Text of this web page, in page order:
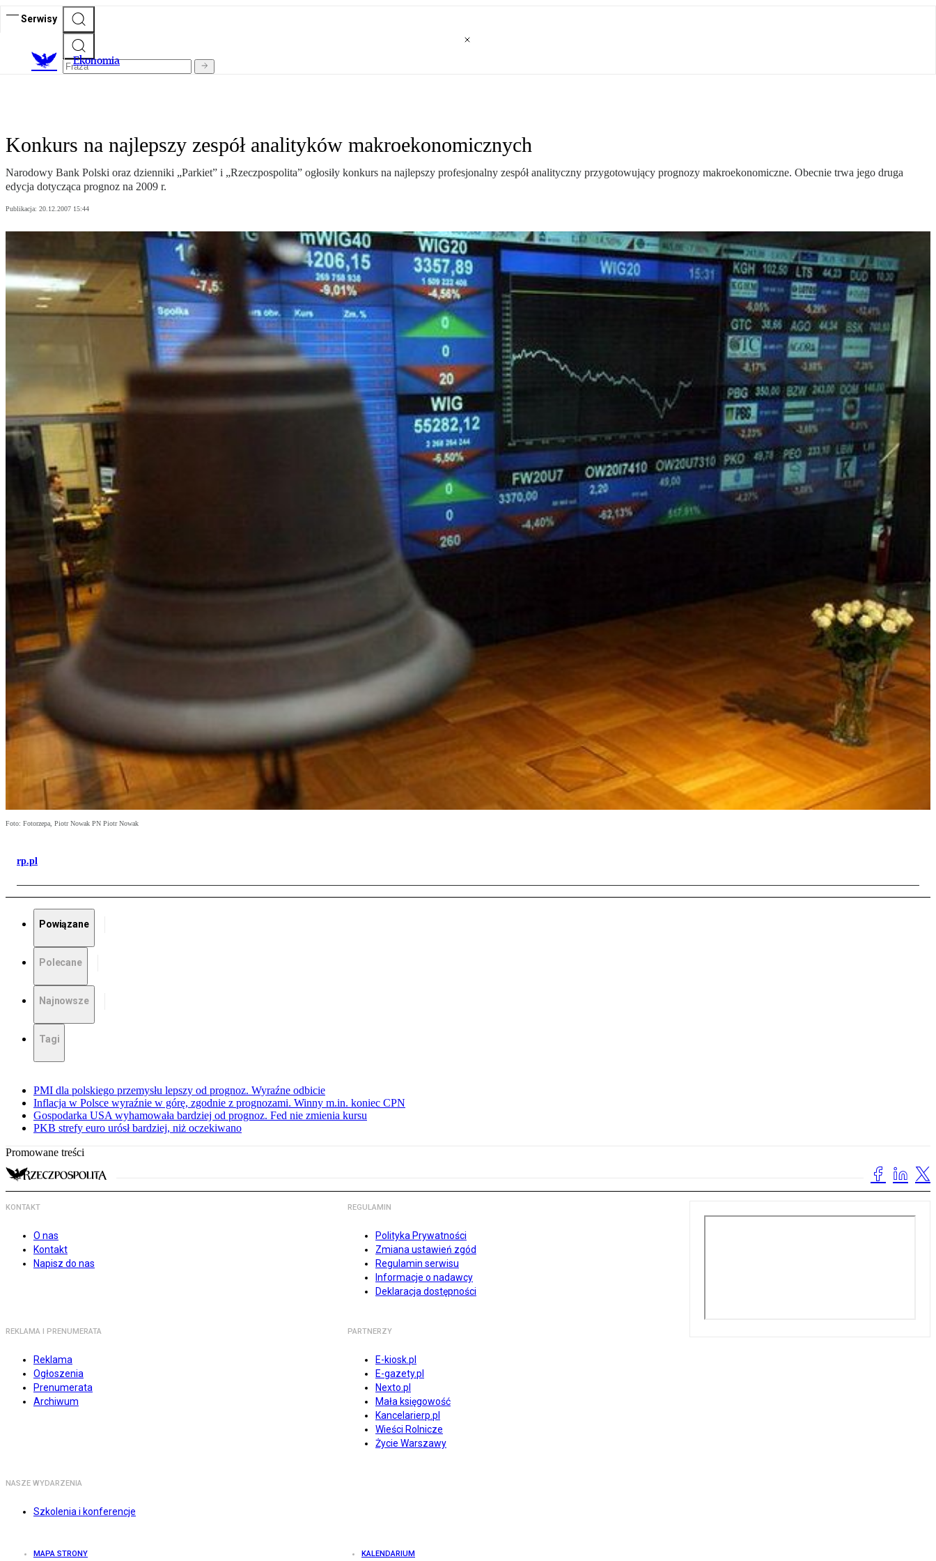
Serwisy
Ekonomia
Konkurs na najlepszy zespół analityków makroekonomicznych
Narodowy Bank Polski oraz dzienniki „Parkiet” i „Rzeczpospolita” ogłosiły konkurs na najlepszy profesjonalny zespół analityczny przygotowujący prognozy makroekonomiczne. Obecnie trwa jego druga
edycja dotycząca prognoz na 2009 r.
Publikacja: 20.12.2007 15:44
Foto: Fotorzepa, Piotr Nowak PN Piotr Nowak
rp.pl
Powiązane
Polecane
Najnowsze
Tagi
PMI dla polskiego przemysłu lepszy od prognoz. Wyraźne odbicie
Inflacja w Polsce wyraźnie w górę, zgodnie z prognozami. Winny m.in. koniec CPN
Gospodarka USA wyhamowała bardziej od prognoz. Fed nie zmienia kursu
PKB strefy euro urósł bardziej, niż oczekiwano
Promowane treści
KONTAKT
O nas
Kontakt
Napisz do nas
REGULAMIN
Polityka Prywatności
Zmiana ustawień zgód
Regulamin serwisu
Informacje o nadawcy
Deklaracja dostępności
REKLAMA I PRENUMERATA
Reklama
Ogłoszenia
Prenumerata
Archiwum
PARTNERZY
E-kiosk.pl
E-gazety.pl
Nexto.pl
Mała księgowość
Kancelarierp.pl
Wieści Rolnicze
Życie Warszawy
NASZE WYDARZENIA
Szkolenia i konferencje
MAPA STRONY KALENDARIUM